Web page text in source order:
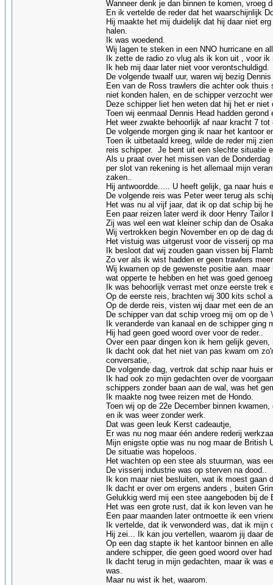
Wanneer denk je dan binnen te komen, vroeg
En ik vertelde de reder dat het waarschijnlijk
Hij maakte het mij duidelijk dat hij daar niet
halen.
Ik was woedend.
Wij lagen te steken in een NNO hurricane en
Ik zette de radio zo vlug als ik kon uit , voor
Ik heb mij daar later niet voor verontschuldigd.
De volgende twaalf uur, waren wij bezig
Een van de Ross trawlers die achter ook
niet konden halen, en de schipper verzocht
Deze schipper liet hen weten dat hij het er
Toen wij eenmaal Dennis Head hadden
Het weer zwakte behoorlijk af naar kracht 7
De volgende morgen ging ik naar het kantoor
Toen ik uitbetaald kreeg, wilde de reder mij
reis schipper. Je bent uit een slechte situatie
Als u praat over het missen van de
per slot van rekening is het allemaal mijn
zaken..
Hij antwoordde..... U heeft gelijk, ga naar
De volgende reis was Peter weer terug als
Het was nu al vijf jaar, dat ik op dat schip bij
Een paar reizen later werd ik door Henry
Zij was wel een wat kleiner schip dan de
Wij vertrokken begin November en op de dag
Het vistuig was uitgerust voor de visserij op
Ik besloot dat wij zouden gaan vissen bij
Zo ver als ik wist hadden er geen trawlers
Wij kwamen op de gewenste positie aan.
wat opperte te hebben en het was goed
Ik was behoorlijk verrast met onze eerste
Op de eerste reis, brachten wij 300 kits schol
Op de derde reis, visten wij daar met een de
De schipper van dat schip vroeg mij om op
Ik veranderde van kanaal en de schipper
Hij had geen goed woord over voor de reder..
Over een paar dingen kon ik hem gelijk
Ik dacht ook dat het niet van pas kwam om
conversatie,.
De volgende dag, vertrok dat schip naar huis
Ik had ook zo mijn gedachten over de
schippers zonder baan aan de wal, was het
Ik maakte nog twee reizen met de Hondo.
Toen wij op de 22e December binnen
en ik was weer zonder werk.
Dat was geen leuk Kerst cadeautje,
Er was nu nog maar één andere rederij
Mijn enigste optie was nu nog maar de British
De situatie was hopeloos.
Het wachten op een stee als stuurman, was
De visserij industrie was op sterven na dood..
Ik kon maar niet besluiten, wat ik moest gaan
Ik dacht er over om ergens anders , buiten
Gelukkig werd mij een stee aangeboden bij
Het was een grote rust, dat ik kon leven van
Een paar maanden later ontmoette ik een
Ik vertelde, dat ik verwonderd was, dat ik mijn
Hij zei... Ik kan jou vertellen, waarom jij daar
Op een dag stapte ik het kantoor binnen en
andere schipper, die geen goed woord over
Ik dacht terug in mijn gedachten, maar ik
was.
Maar nu wist ik het, waarom.